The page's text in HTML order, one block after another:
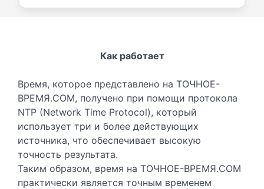
Как работает
Время, которое представлено на ТОЧНОЕ-
ВРЕМЯ.COM, получено при помощи протокола
NTP (Network Time Protocol), который
использует три и более действующих
источника, что обеспечивает высокую
точность результата.
Таким образом, время на ТОЧНОЕ-ВРЕМЯ.COM
практически является точным временем